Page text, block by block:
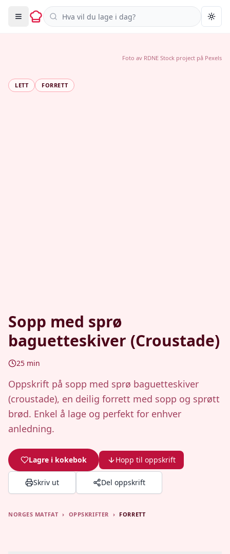
Søk i oppskrifter
LETT FORRETT
Sopp med sprø
baguetteskiver (Croustade)
25 min
Oppskrift på sopp med sprø baguetteskiver
(croustade), en deilig forrett med sopp og sprøtt
brød. Enkel å lage og perfekt for enhver
anledning.
Lagre i kokebok Hopp til oppskrift
Skriv ut Del oppskrift
Foto av RDNE Stock project på Pexels
NORGES MATFAT › OPPSKRIFTER › FORRETT